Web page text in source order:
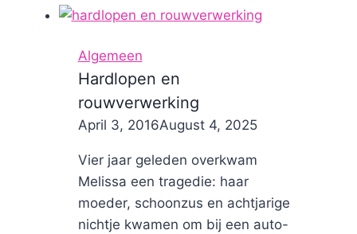
Algemeen
Hardlopen en
rouwverwerking
ByNicole
April 3, 2016August 4, 2025
Vier jaar geleden overkwam
Melissa een tragedie: haar
moeder, schoonzus en achtjarige
nichtje kwamen om bij een auto-